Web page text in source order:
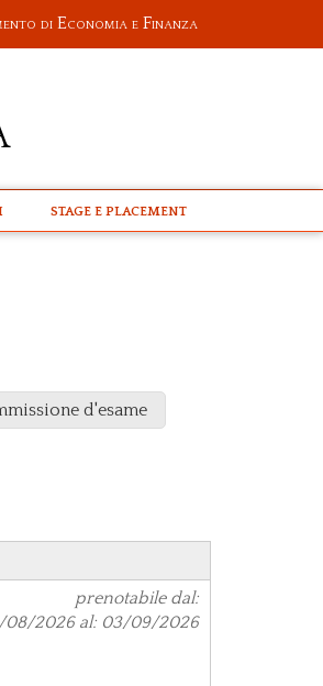
di Economia e Finanza
STAGE E PLACEMENT
d'esame
prenotabile dal:
08/2026 al: 03/09/2026